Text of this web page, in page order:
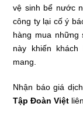
vệ sinh bể nước
công ty lại cố ý
hàng mua những
này khiến
mang.
Nhận báo giá
Tập Đoàn Việt